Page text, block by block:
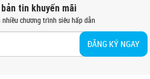
tin khuyến mãi
chương trình siêu hấp dẫn
ĐĂNG KÝ NGAY